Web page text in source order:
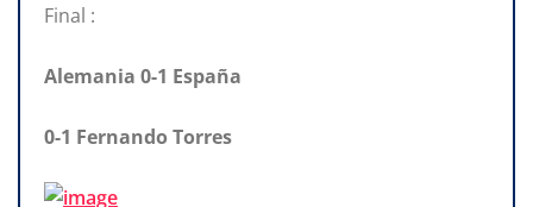
Final :
Alemania 0-1 España
0-1 Fernando Torres